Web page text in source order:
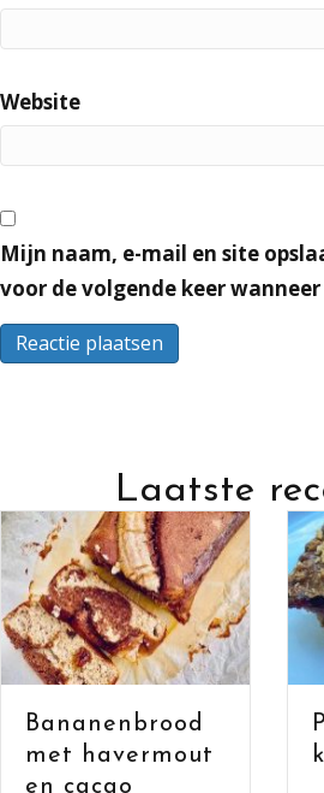
Website
Mijn naam, e-mail en site
voor de volgende keer
Laatste
Bananenbrood
met havermout
en cacao